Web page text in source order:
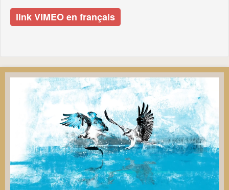
link VIMEO en français